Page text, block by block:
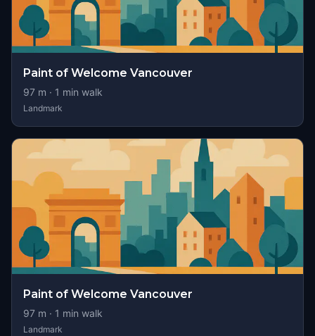
Paint of Welcome Vancouver
97 m · 1 min walk
Landmark
Paint of Welcome Vancouver
97 m · 1 min walk
Landmark